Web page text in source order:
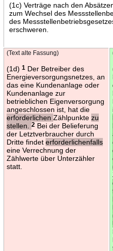
(1c) Verträge nach den
zum Wechsel des
des
erschweren.
(Text alte Fassung)
(1d) 1Der Betreiber des
Energieversorgungsnetzes, an
das eine Kundenanlage oder
Kundenanlage zur
betrieblichen Eigenversorgung
angeschlossen ist, hat die
erforderlichen Zählpunkte zu
stellen.
2Bei der Belieferung
der Letztverbraucher durch
Dritte findet erforderlichenfalls
eine Verrechnung der
Zählwerte über Unterzähler
statt.